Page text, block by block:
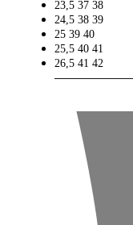
23,5 37 38
24,5 38 39
25 39 40
25,5 40 41
26,5 41 42